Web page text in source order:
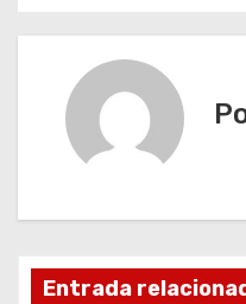
Entrada